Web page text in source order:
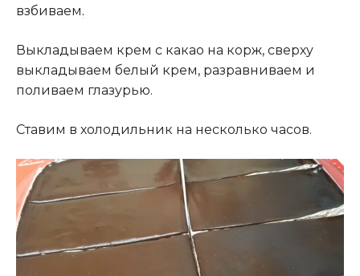
взбиваем.
Выкладываем крем с какао на корж, сверху
выкладываем белый крем, разравниваем и
поливаем глазурью.
Ставим в холодильник на несколько часов.